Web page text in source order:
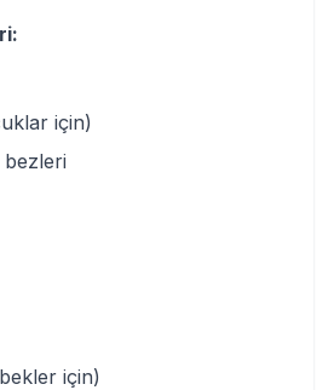
için)
bezleri
için)